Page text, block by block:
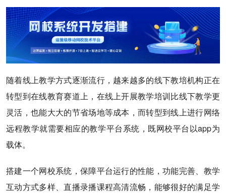
随着线上教学方式逐渐流行，越来越多的线下教培机构正在
转型到在线教育赛道上，在线上开展教学培训比线下教学更
灵活，也能大大的节省场地等成本，而转型到线上进行网络
远程教学就需要相应的教学平台系统，既网校平台以app为
载体。
搭建一个网校系统，保障平台运行的性能，功能完善、教学
互动方式多样、直播录播课程高清流畅，能够很好的满足学